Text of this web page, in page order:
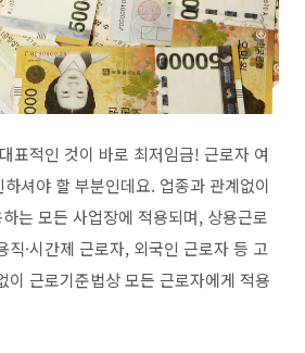
표적인 것이 바로 최저임금! 근로자 여
셔야 할 부분인데요. 업종과 관계없이
는 모든 사업장에 적용되며, 상용근로
직·시간제 근로자, 외국인 근로자 등 고
이 근로기준법상 모든 근로자에게 적용